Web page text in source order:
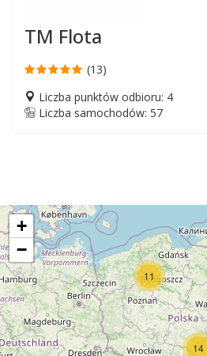
TM Flota
(13)
Liczba punktów odbioru: 4
Liczba samochodów: 57
14
11
+
−